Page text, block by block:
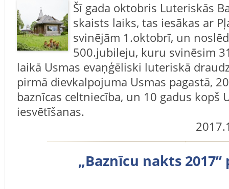
Šī gada oktobris Luteriskās
skaists laiks, tas iesākas ar
svinējām 1.oktobrī, un
500.jubileju, kuru svinēsim
laikā Usmas evaņģēliski luteriskā
pirmā dievkalpojuma Usmas pagastā,
baznīcas celtniecība, un 10 gadus kopš
iesvētīšanas.
„Baznīcu nakts